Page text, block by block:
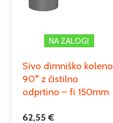
Podkategorija3
NA ZALOGI
Sivo dimniško koleno
90° z čistilno
odprtino – fi 150mm
62,55€